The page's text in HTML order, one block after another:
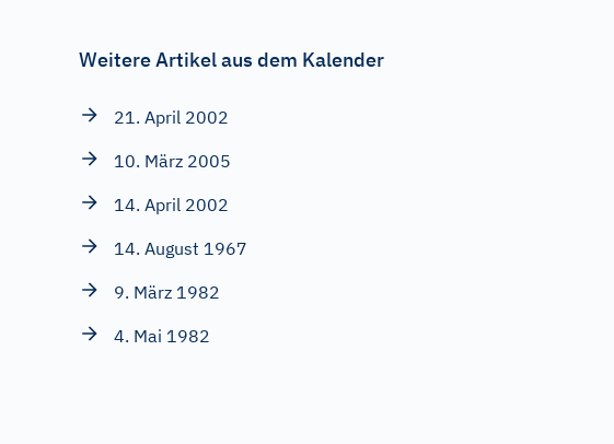
Weitere Artikel aus dem Kalender
21. April 2002
10. März 2005
14. April 2002
14. August 1967
9. März 1982
4. Mai 1982